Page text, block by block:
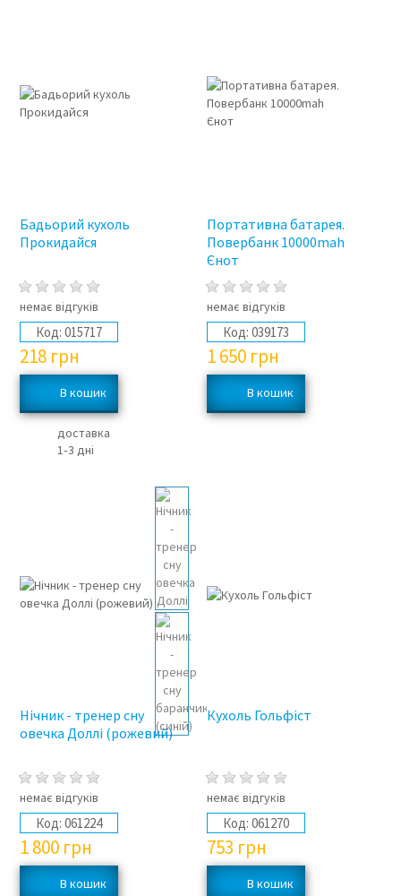
Бадьорий кухоль
Прокидайся
немає відгуків
Код: 015717
218 грн
доставка
1‑3 дні
Портативна батарея.
Повербанк 10000mah
Єнот
немає відгуків
Код: 039173
1 650 грн
Нічник - тренер сну
овечка Доллі (рожевий)
немає відгуків
Код: 061224
1 800 грн
Кухоль Гольфіст
немає відгуків
Код: 061270
753 грн